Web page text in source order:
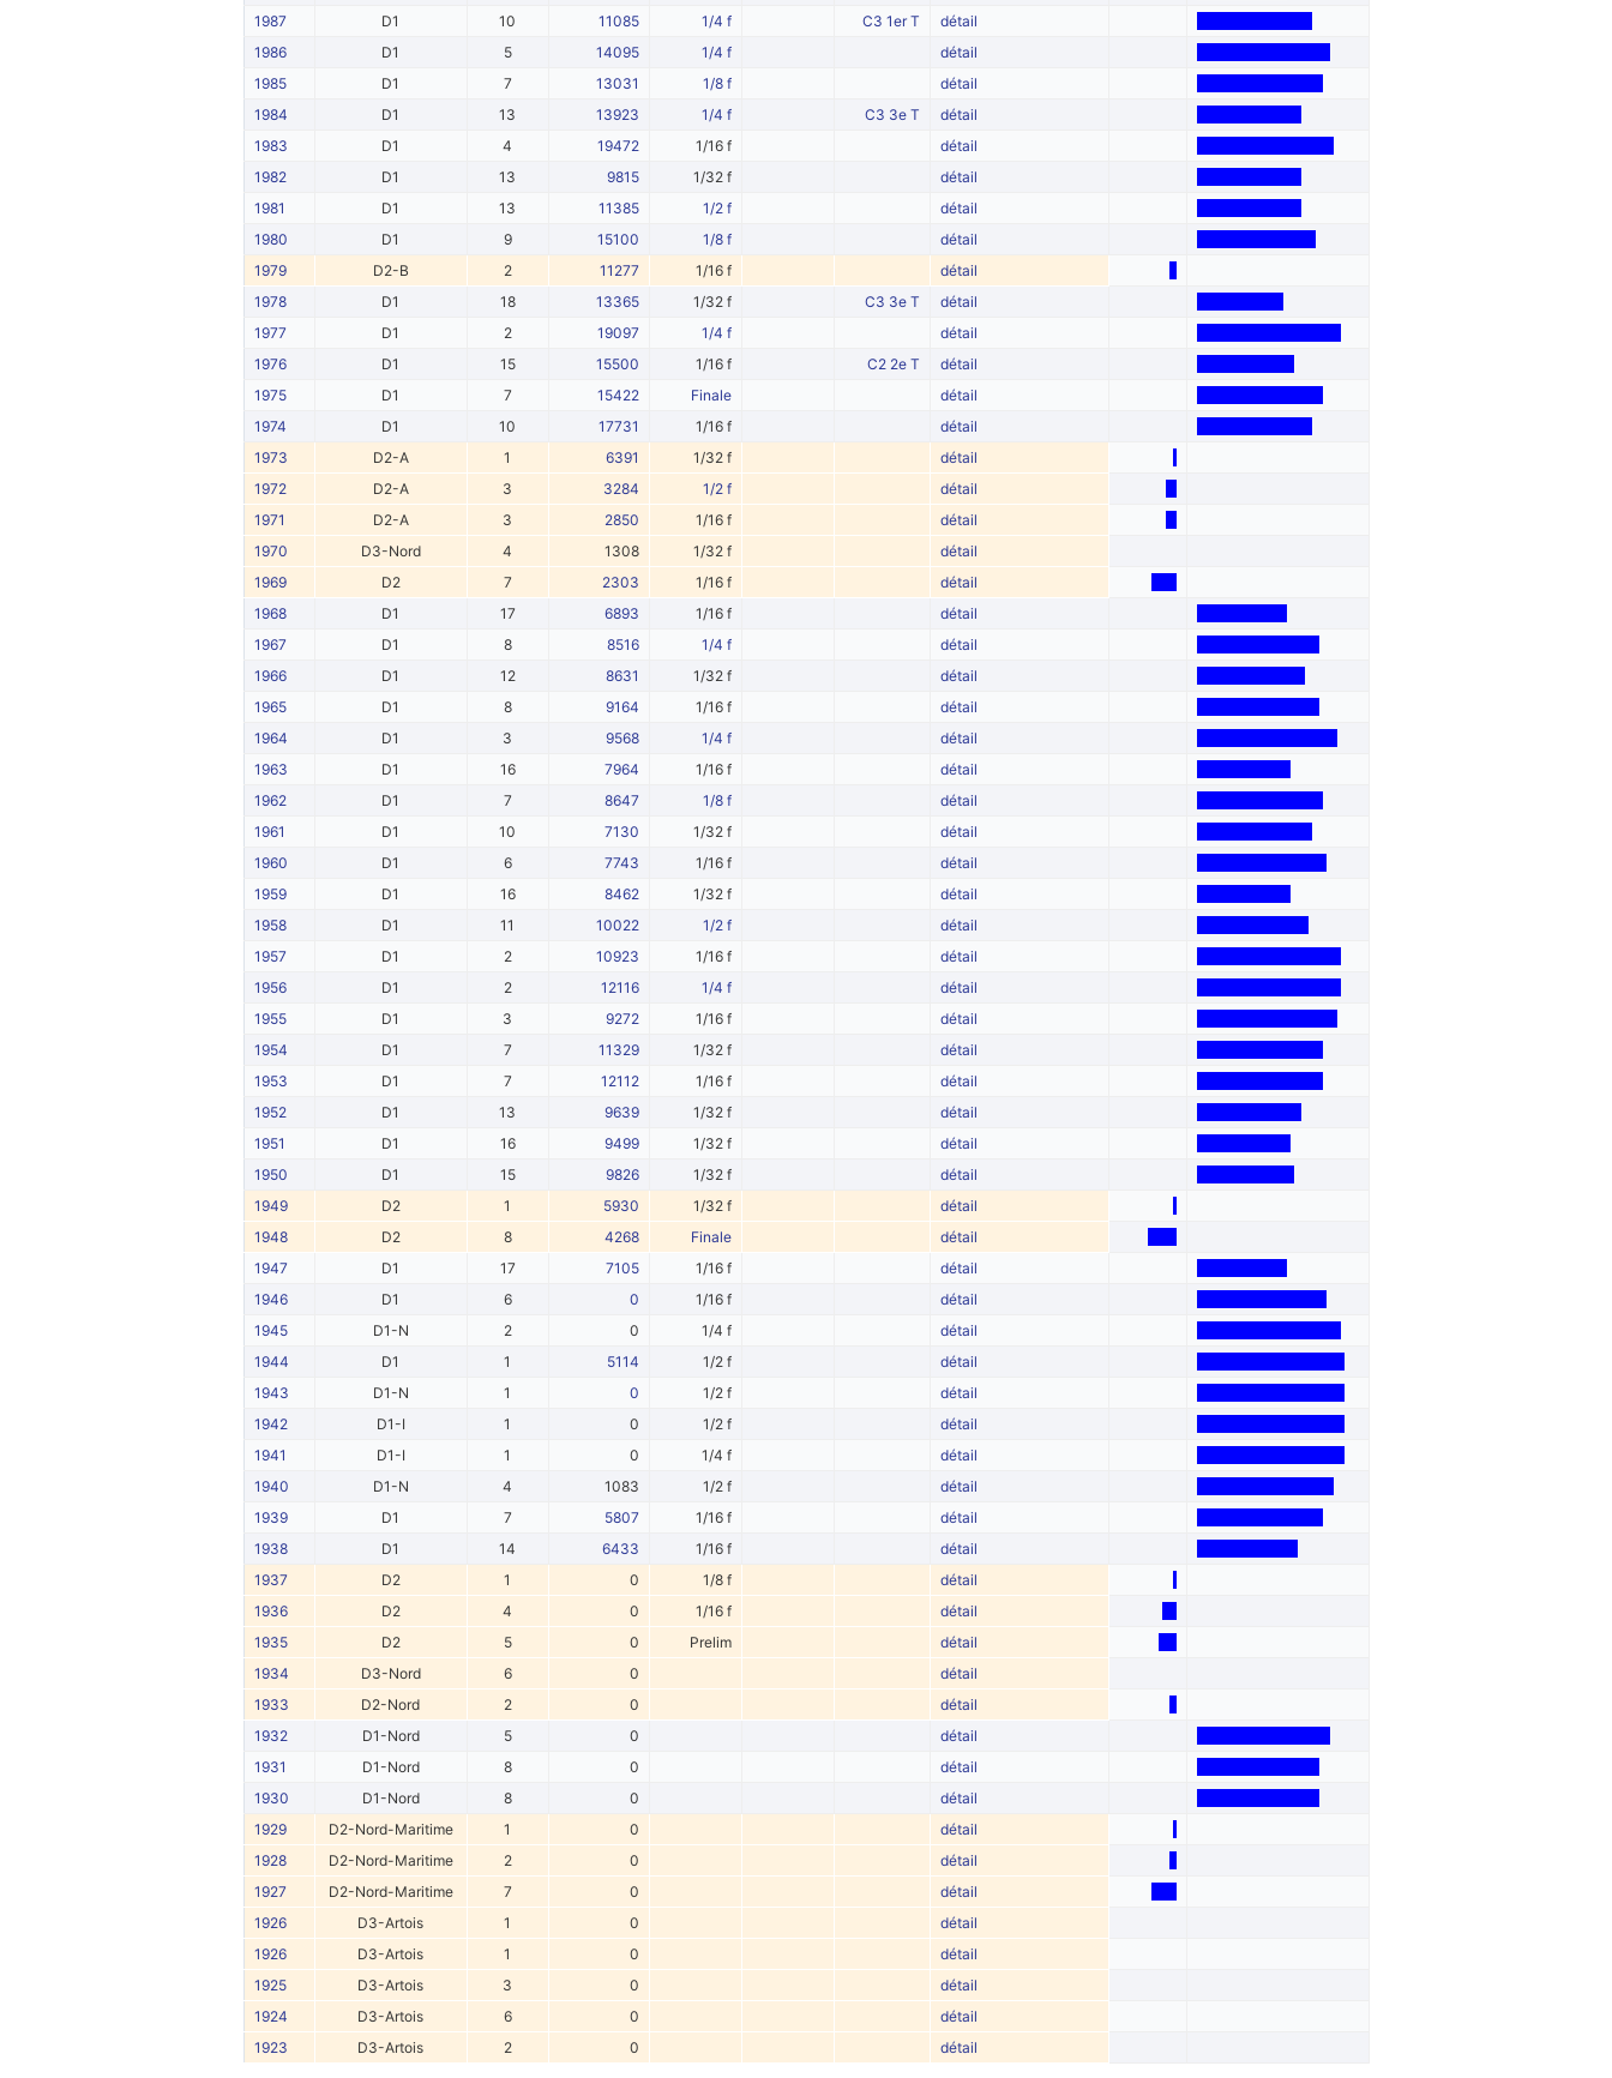
1987
D1 10 11085 1/4 f C3 1er T
détail
1986
D1 5 14095 1/4 f
détail
1985
D1 7 13031 1/8 f
détail
1984
D1 13 13923 1/4 f C3 3e T
détail
1983
D1 4 19472 1/16 f
détail
1982
D1 13 9815 1/32 f
détail
1981
D1 13 11385 1/2 f
détail
1980
D1 9 15100 1/8 f
détail
1979
D2-B 2 11277 1/16 f
détail
1978
D1 18 13365 1/32 f C3 3e T
détail
1977
D1 2 19097 1/4 f
détail
1976
D1 15 15500 1/16 f C2 2e T
détail
1975
D1 7 15422 Finale
détail
1974
D1 10 17731 1/16 f
détail
1973
D2-A 1 6391 1/32 f
détail
1972
D2-A 3 3284 1/2 f
détail
1971
D2-A 3 2850 1/16 f
détail
1970
D3-Nord 4 1308 1/32 f
détail
1969
D2 7 2303 1/16 f
détail
1968
D1 17 6893 1/16 f
détail
1967
D1 8 8516 1/4 f
détail
1966
D1 12 8631 1/32 f
détail
1965
D1 8 9164 1/16 f
détail
1964
D1 3 9568 1/4 f
détail
1963
D1 16 7964 1/16 f
détail
1962
D1 7 8647 1/8 f
détail
1961
D1 10 7130 1/32 f
détail
1960
D1 6 7743 1/16 f
détail
1959
D1 16 8462 1/32 f
détail
1958
D1 11 10022 1/2 f
détail
1957
D1 2 10923 1/16 f
détail
1956
D1 2 12116 1/4 f
détail
1955
D1 3 9272 1/16 f
détail
1954
D1 7 11329 1/32 f
détail
1953
D1 7 12112 1/16 f
détail
1952
D1 13 9639 1/32 f
détail
1951
D1 16 9499 1/32 f
détail
1950
D1 15 9826 1/32 f
détail
1949
D2 1 5930 1/32 f
détail
1948
D2 8 4268 Finale
détail
1947
D1 17 7105 1/16 f
détail
1946
D1 6 0 1/16 f
détail
1945
D1-N 2 0 1/4 f
détail
1944
D1 1 5114 1/2 f
détail
1943
D1-N 1 0 1/2 f
détail
1942
D1-I 1 0 1/2 f
détail
1941
D1-I 1 0 1/4 f
détail
1940
D1-N 4 1083 1/2 f
détail
1939
D1 7 5807 1/16 f
détail
1938
D1 14 6433 1/16 f
détail
1937
D2 1 0 1/8 f
détail
1936
D2 4 0 1/16 f
détail
1935
D2 5 0 Prelim
détail
1934
D3-Nord 6 0
détail
1933
D2-Nord 2 0
détail
1932
D1-Nord 5 0
détail
1931
D1-Nord 8 0
détail
1930
D1-Nord 8 0
détail
1929
D2-Nord-Maritime 1 0
détail
1928
D2-Nord-Maritime 2 0
détail
1927
D2-Nord-Maritime 7 0
détail
1926
D3-Artois 1 0
détail
1926
D3-Artois 1 0
détail
1925
D3-Artois 3 0
détail
1924
D3-Artois 6 0
détail
1923
D3-Artois 2 0 détail